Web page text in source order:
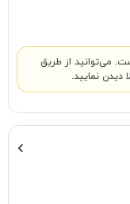
می‌توانید از طریق
دیدن نمایید.